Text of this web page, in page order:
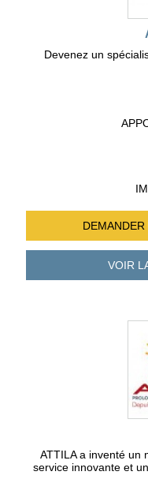
Devenez un
DEMANDER
VOIR
ATTILA a inventé un
service innovante et